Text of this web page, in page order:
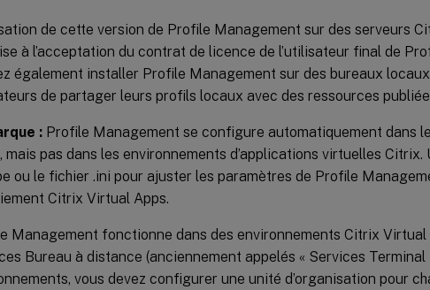
de cette version de Profile Management sur des serveurs
à l’acceptation du contrat de licence de l’utilisateur final de
également installer Profile Management sur des bureaux
de partager leurs profils locaux avec des ressources
: Profile Management se configure automatiquement dans
mais pas dans les environnements d’applications virtuelles
ou le fichier .ini pour ajuster les paramètres de Profile
Citrix Virtual Apps.
Management fonctionne dans des environnements Citrix
Bureau à distance (anciennement appelés « Services Terminal
vous devez configurer une unité d’organisation pour